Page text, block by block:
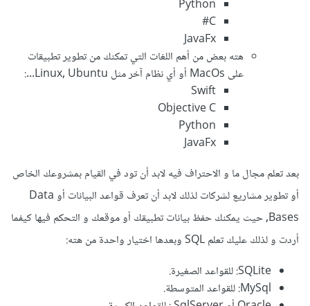
Python
C#
JavaFx
هته بعض من أهم اللغات التي تمكنك من تطوير تطبيقات
على MacOs أو أي نظام آخر مثل Linux, Ubuntu...:
Swift
Objective C
Python
JavaFx
بعد تعلم مجال ما و الاحتراف فيه لابد أن تود في القيام بمشروعك الخاص
أو تطوير مشاريع لشركات لذلك لابد أن تعرف قواعد البيانات أو Data
Bases, حيث يمكنك حفظ بيانات تطبيقك أو موقعك و التحكم فيها كيفما
أردت و لذلك عليك تعلم SQL وبعدها اختيار واحدة من هته:
SQLite: للقواعد الصغيرة.
MySql: للقواعد المتوسطة.